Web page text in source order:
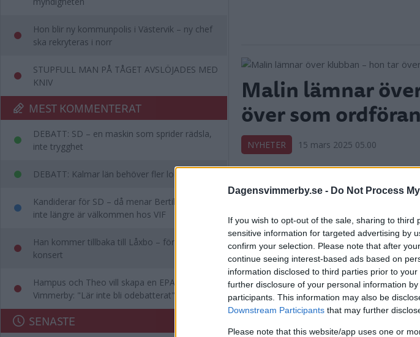
Dagensvimmerby.se - Do Not Process
If you wish to opt-out of the sale, sharing to
sensitive information for targeted advertising by
confirm your selection. Please note that after
continue seeing interest-based ads based on
information disclosed to third parties prior to
further disclosure of your personal information
participants. This information may also be
Downstream Participants that may further
Please note that this website/app uses one or
Hon blir ny kommunpolis i Västervik – ny chef
ska rekryteras i norr
STUPFULL MAN PÅ TÅGET AVSLÖJADES MED
KNIV
MEST KOMMENTERAT
DEBATT: SD – en maskin som sprider rädsla,
inte trygghet
DEBATT: Kalmar län behöver fler lobbyister
Kandiderar för SD – då menar Bertil att han
inte längre är välkommen hos VIF
Han kommer tillbaka till Låxbo – för egen
konsert
Hampus och Theo vill skapa en EPA-slinga i
Vimmerby: "Lär inte bli odebatterat"
SENASTE
Malin lämnar
över som
NYHETER 15 mars 2025 05.00
Angelica och
Företagarnas
NÄRINGSLIV 13 mars 2025 18.00